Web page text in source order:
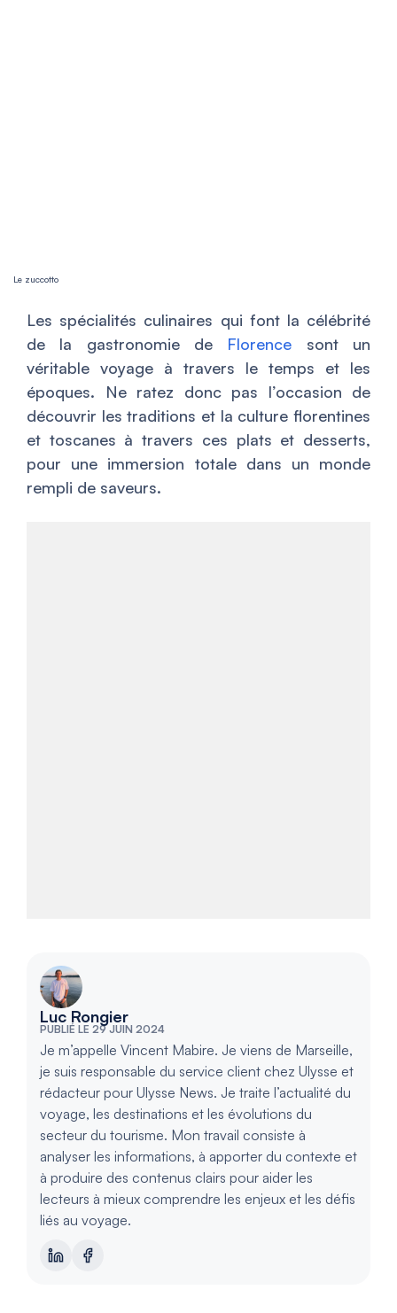
Le zuccotto
Les spécialités culinaires qui font la célébrité
de la gastronomie de Florence sont un
véritable voyage à travers le temps et les
époques. Ne ratez donc pas l’occasion de
découvrir les traditions et la culture florentines
et toscanes à travers ces plats et desserts,
pour une immersion totale dans un monde
rempli de saveurs.
Luc Rongier
PUBLIÉ LE 29 JUIN 2024
Je m’appelle Vincent Mabire. Je viens de Marseille,
je suis responsable du service client chez Ulysse et
rédacteur pour Ulysse News. Je traite l’actualité du
voyage, les destinations et les évolutions du
secteur du tourisme. Mon travail consiste à
analyser les informations, à apporter du contexte et
à produire des contenus clairs pour aider les
lecteurs à mieux comprendre les enjeux et les défis
liés au voyage.